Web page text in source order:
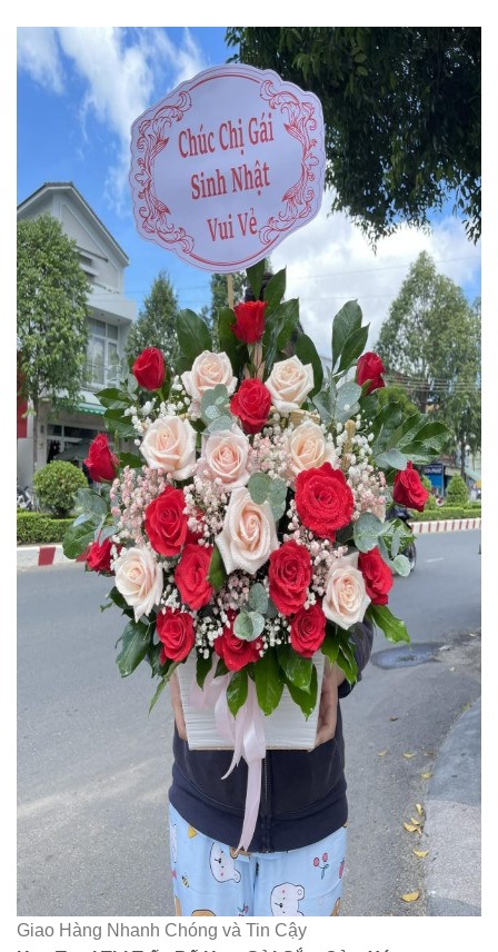
Giao Hàng Nhanh Chóng và Tin Cậy